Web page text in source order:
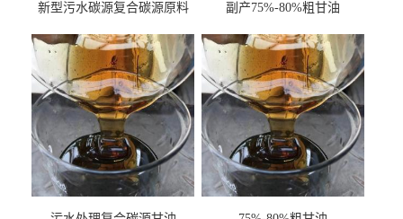
新型污水碳源复合碳源原料
副产75%-80%粗甘油